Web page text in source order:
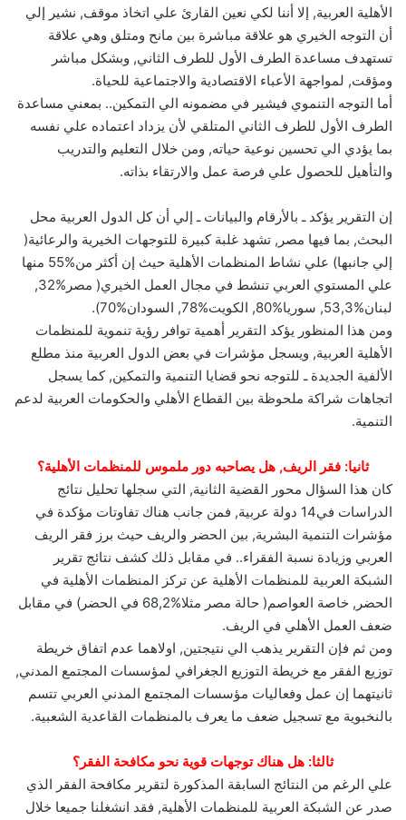
الأهلية العربية‏,‏ إلا أننا لكي نعين القارئ علي اتخاذ موقف‏,‏ نشير إلي
أن التوجه الخيري هو علاقة مباشرة بين مانح ومتلق وهي علاقة
تستهدف مساعدة الطرف الأول للطرف الثاني‏,‏ وبشكل مباشر
ومؤقت‏,‏ لمواجهة الأعباء الاقتصادية والاجتماعية للحياة‏.‏
أما التوجه التنموي فيشير في مضمونه الي التمكين‏..‏ بمعني مساعدة
الطرف الأول للطرف الثاني المتلقي لأن يزداد اعتماده علي نفسه
بما يؤدي الي تحسين نوعية حياته‏,‏ ومن خلال التعليم والتدريب
والتأهيل للحصول علي فرصة عمل والارتقاء بذاته‏.‏
إن التقرير يؤكد ـ بالأرقام والبيانات ـ إلي أن كل الدول العربية محل
البحث‏,‏ بما فيها مصر‏,‏ تشهد غلبة كبيرة للتوجهات الخيرية والرعائية‏(‏
إلي جانبها‏)‏ علي نشاط المنظمات الأهلية حيث إن أكثر من‏55%‏ منها
علي المستوي العربي تنشط في مجال العمل الخيري‏(‏ مصر‏32%,‏
لبنان‏53,3%,‏ سوريا‏80%,‏ الكويت‏78%,‏ السودان‏70%).‏
ومن هذا المنظور يؤكد التقرير أهمية توافر رؤية تنموية للمنظمات
الأهلية العربية‏,‏ ويسجل مؤشرات في بعض الدول العربية منذ مطلع
الألفية الجديدة ـ للتوجه نحو قضايا التنمية والتمكين‏,‏ كما يسجل
اتجاهات شراكة ملحوظة بين القطاع الأهلي والحكومات العربية لدعم
التنمية‏.‏
ثانيا‏:‏ فقر الريف‏,‏ هل يصاحبه دور ملموس للمنظمات الأهلية؟
كان هذا السؤال محور القضية الثانية‏,‏ التي سجلها تحليل نتائج
الدراسات في‏14‏ دولة عربية‏,‏ فمن جانب هناك تفاوتات مؤكدة في
مؤشرات التنمية البشرية‏,‏ بين الحضر والريف حيث برز فقر الريف
العربي وزيادة نسبة الفقراء‏..‏ في مقابل ذلك كشف نتائج تقرير
الشبكة العربية للمنظمات الأهلية عن تركز المنظمات الأهلية في
الحضر‏,‏ خاصة العواصم‏(‏ حالة مصر مثلا‏68,2%‏ في الحضر‏)‏ في مقابل
ضعف العمل الأهلي في الريف‏.‏
ومن ثم فإن التقرير يذهب الي نتيجتين‏,‏ اولاهما عدم اتفاق خريطة
توزيع الفقر مع خريطة التوزيع الجغرافي لمؤسسات المجتمع المدني‏,‏
ثانيتهما إن عمل وفعاليات مؤسسات المجتمع المدني العربي تتسم
بالنخبوية مع تسجيل ضعف ما يعرف بالمنظمات القاعدية الشعبية‏.‏
ثالثا‏:‏ هل هناك توجهات قوية نحو مكافحة الفقر؟
علي الرغم من النتائج السابقة المذكورة لتقرير مكافحة الفقر الذي
صدر عن الشبكة العربية للمنظمات الأهلية‏,‏ فقد انشغلنا جميعا خلال